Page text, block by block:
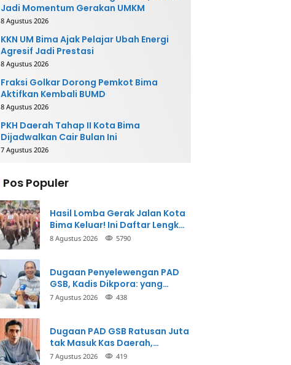
Jadi Momentum Gerakan UMKM
8 Agustus 2026
KKN UM Bima Ajak Pelajar Ubah Energi
Agresif Jadi Prestasi
8 Agustus 2026
Fraksi Golkar Dorong Pemkot Bima
Aktifkan Kembali BUMD
8 Agustus 2026
PKH Daerah Tahap II Kota Bima
Dijadwalkan Cair Bulan Ini
7 Agustus 2026
Pos Populer
Hasil Lomba Gerak Jalan Kota
Bima Keluar! Ini Daftar Lengkap
Para Juara
8 Agustus 2026 5790
Dugaan Penyelewengan PAD
GSB, Kadis Dikpora: yang
Bersangkutan Akui
7 Agustus 2026 438
Dugaan PAD GSB Ratusan Juta
tak Masuk Kas Daerah,
Inspektorat Panggil Pihak
7 Agustus 2026 419